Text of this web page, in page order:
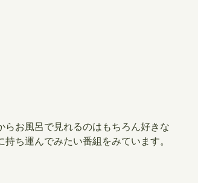
らお風呂で見れるのはもちろん好きな
持ち運んでみたい番組をみています。